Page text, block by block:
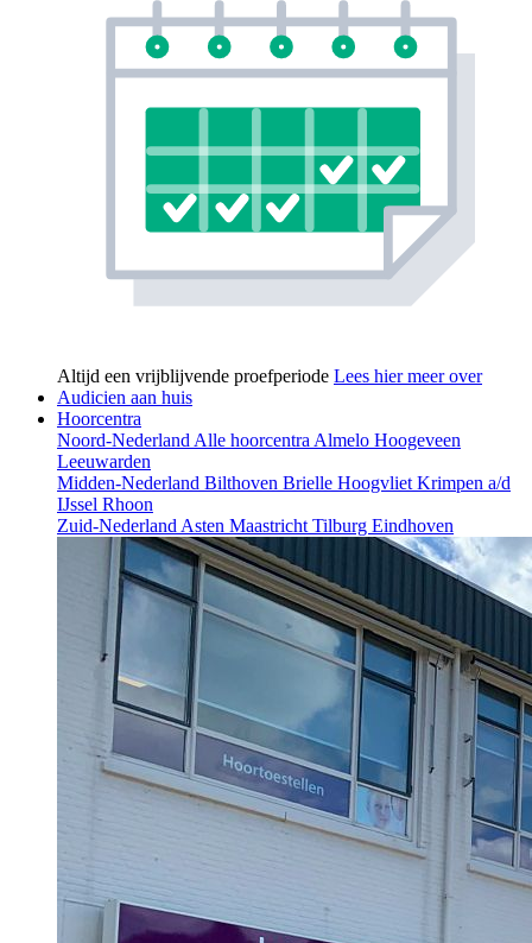
Altijd een vrijblijvende proefperiode Lees hier meer over
Audicien aan huis
Hoorcentra
Noord-Nederland Alle hoorcentra Almelo Hoogeveen
Leeuwarden
Midden-Nederland Bilthoven Brielle Hoogvliet Krimpen a/d
IJssel Rhoon
Zuid-Nederland Asten Maastricht Tilburg Eindhoven